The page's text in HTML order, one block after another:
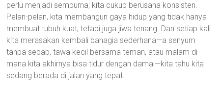
perlu menjadi sempurna; kita cukup berusaha konsisten.
Pelan-pelan, kita membangun gaya hidup yang tidak hanya
membuat tubuh kuat, tetapi juga jiwa tenang. Dan setiap kali
kita merasakan kembali bahagia sederhana—a senyum
tanpa sebab, tawa kecil bersama teman, atau malam di
mana kita akhirnya bisa tidur dengan damai—kita tahu kita
sedang berada di jalan yang tepat.